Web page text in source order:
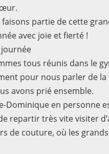
faisons partie de cette
avec joie et fierté !
tous réunis dans le
pour nous parler de
avons prié ensemble.
Dominique en personne
repartir très vite visiter
de couture, où les